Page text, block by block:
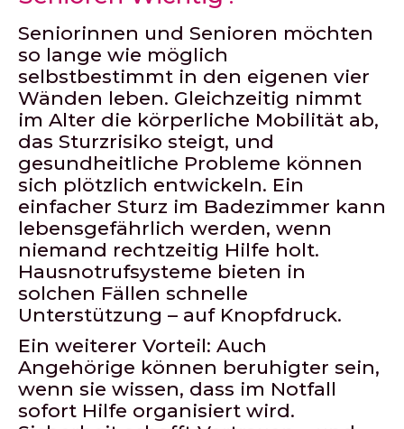
Seniorinnen und Senioren möchten
so lange wie möglich
selbstbestimmt in den eigenen vier
Wänden leben. Gleichzeitig nimmt
im Alter die körperliche Mobilität ab,
das Sturzrisiko steigt, und
gesundheitliche Probleme können
sich plötzlich entwickeln. Ein
einfacher Sturz im Badezimmer kann
lebensgefährlich werden, wenn
niemand rechtzeitig Hilfe holt.
Hausnotrufsysteme bieten in
solchen Fällen schnelle
Unterstützung – auf Knopfdruck.
Ein weiterer Vorteil: Auch
Angehörige können beruhigter sein,
wenn sie wissen, dass im Notfall
sofort Hilfe organisiert wird.